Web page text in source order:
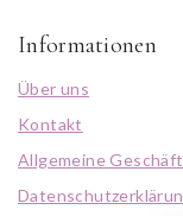
Informationen
Über uns
Kontakt
Allgemeine